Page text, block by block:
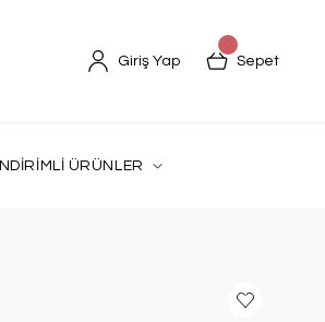
Giriş Yap Sepet
İNDİRİMLİ ÜRÜNLER